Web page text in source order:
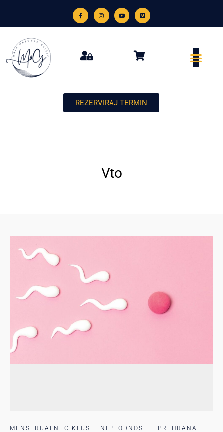
REZERVIRAJ TERMIN
Vto
MENSTRUALNI CIKLUS · NEPLODNOST · PREHRANA